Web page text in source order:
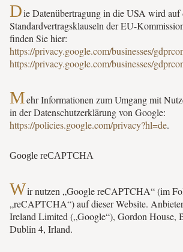
Die Datenübertragung in die USA wird auf
Standardvertragsklauseln der EU-
finden Sie hier:
https://privacy.google.com/businesses/
https://privacy.google.com/businesses/
Mehr Informationen zum Umgang mit
in der Datenschutzerklärung von Google:
https://policies.google.com/privacy?hl=de.
Google reCAPTCHA
Wir nutzen „Google reCAPTCHA“ (im
„reCAPTCHA“) auf dieser Website.
Ireland Limited („Google“), Gordon House,
Dublin 4, Irland.